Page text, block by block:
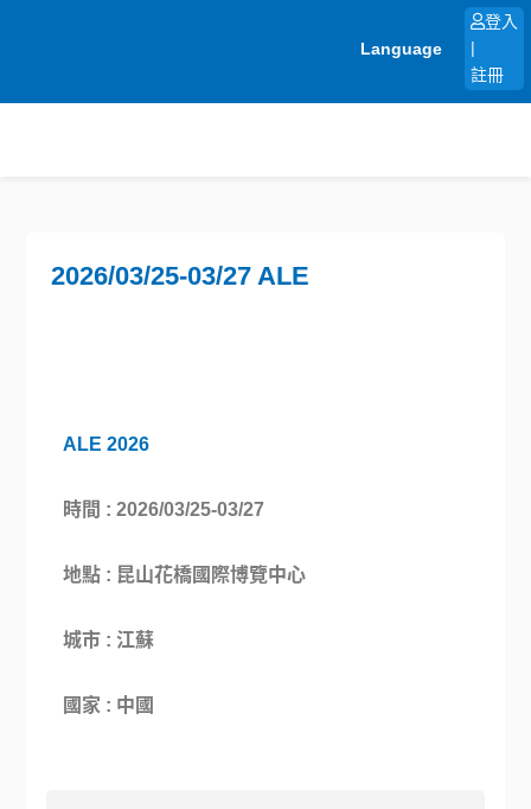
Language
登入
註冊
2026/03/25-03/27 ALE
ALE 2026
時間 : 2026/03/25-03/27
地點 : 昆山花橋國際博覽中心
城市 : 江蘇
國家 : 中國